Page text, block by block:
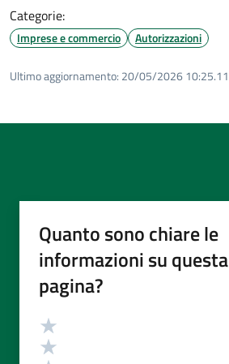
Categorie:
Imprese e commercio Autorizzazioni
Ultimo aggiornamento: 20/05/2026 10:25.11
Quanto sono chiare le
informazioni su questa
pagina?
Valutazione